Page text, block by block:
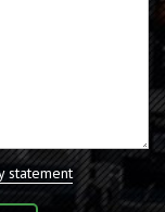
statement